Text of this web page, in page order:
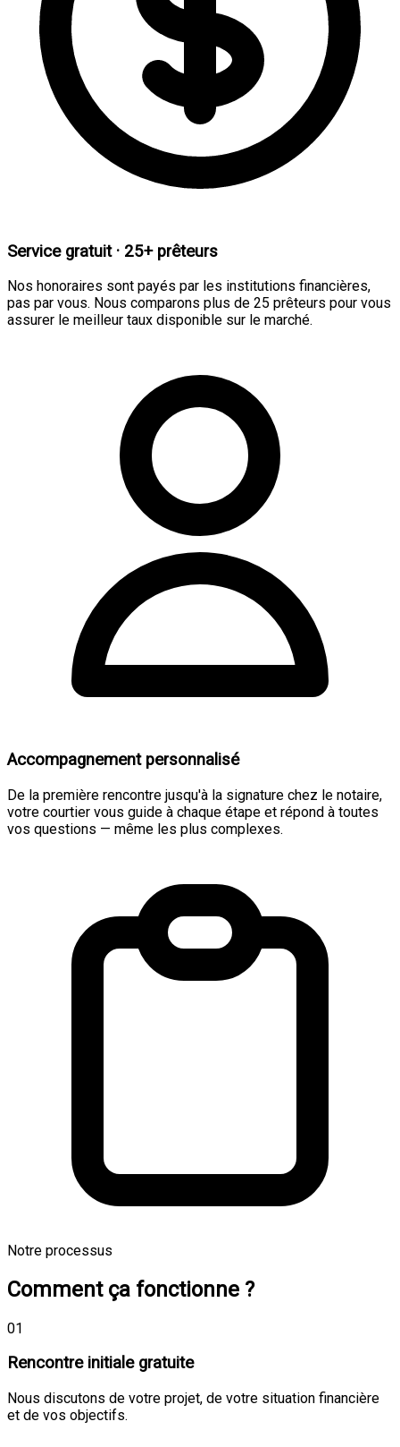
Service gratuit · 25+ prêteurs
Nos honoraires sont payés par les institutions financières,
pas par vous. Nous comparons plus de 25 prêteurs pour vous
assurer le meilleur taux disponible sur le marché.
Accompagnement personnalisé
De la première rencontre jusqu'à la signature chez le notaire,
votre courtier vous guide à chaque étape et répond à toutes
vos questions — même les plus complexes.
Notre processus
Comment ça fonctionne ?
01
Rencontre initiale gratuite
Nous discutons de votre projet, de votre situation financière
et de vos objectifs.